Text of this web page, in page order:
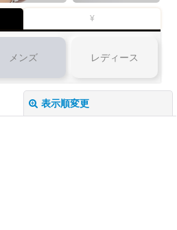
¥
メンズ レディース
表示順変更